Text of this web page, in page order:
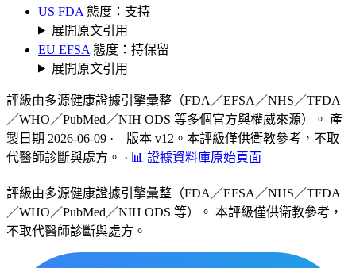
US FDA 態度：支持
展開原文引用
EU EFSA 態度：持保留
展開原文引用
評級由多源健康證據引擎彙整（FDA／EFSA／NHS／TFDA
／WHO／PubMed／NIH ODS 等多個官方與權威來源）。 產
製日期 2026-06-09 · 版本 v12。本評級僅供衛教參考，不取
代醫師診斷與處方。 · 📊 證據資料庫原始頁面
評級由多源健康證據引擎彙整（FDA／EFSA／NHS／TFDA
／WHO／PubMed／NIH ODS 等）。 本評級僅供衛教參考，
不取代醫師診斷與處方。